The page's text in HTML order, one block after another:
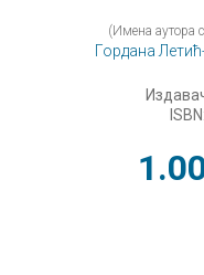
(Имена аутора
Гордана
ISBN: